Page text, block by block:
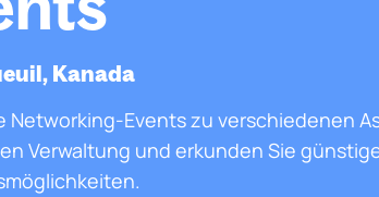
Kanada
Networking-Events zu verschiedenen
Verwaltung und erkunden Sie